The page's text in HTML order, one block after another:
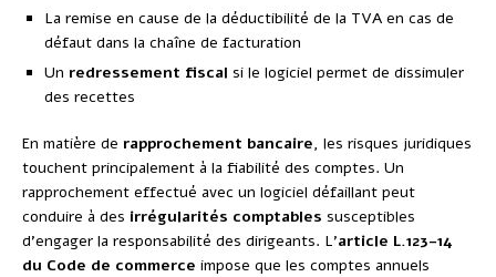
La remise en cause de la déductibilité de la TVA en cas de
défaut dans la chaîne de facturation
Un redressement fiscal si le logiciel permet de dissimuler
des recettes
En matière de rapprochement bancaire, les risques juridiques
touchent principalement à la fiabilité des comptes. Un
rapprochement effectué avec un logiciel défaillant peut
conduire à des irrégularités comptables susceptibles
d’engager la responsabilité des dirigeants. L’article L.123-14
du Code de commerce impose que les comptes annuels